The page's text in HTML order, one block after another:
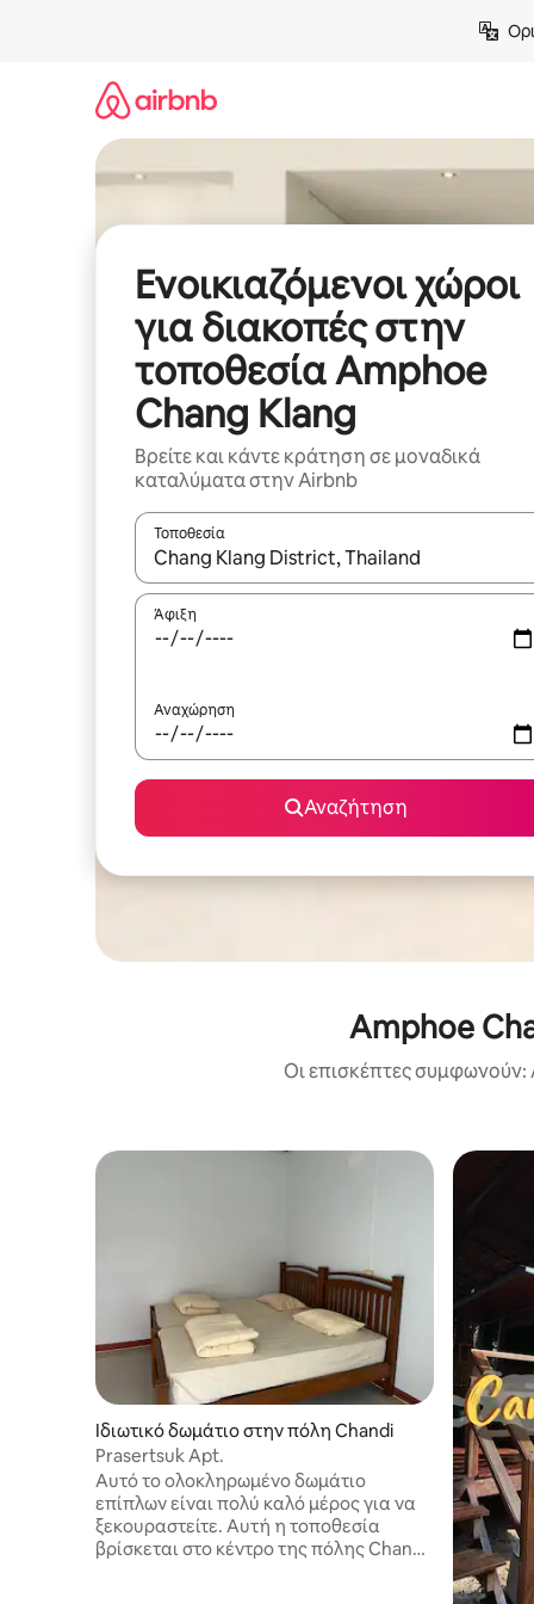
Ενοικιαζόμενοι χώροι
για διακοπές στην
τοποθεσία Amphoe
Chang Klang
Βρείτε και κάντε κράτηση σε μοναδικά
καταλύματα στην Airbnb
Τοποθεσία
Όταν τα αποτελέσματα είναι διαθέσιμα,
Άφιξη
Αναχώρηση
Αναζήτηση
Amphoe
Οι επισκέπτες
Ιδιωτικό δωμάτιο στην πόλη Chandi
Prasertsuk Apt.
Αυτό το ολοκληρωμένο δωμάτιο
επίπλων είναι πολύ καλό μέρος για να
ξεκουραστείτε. Αυτή η τοποθεσία
βρίσκεται στο κέντρο της πόλης Chandi